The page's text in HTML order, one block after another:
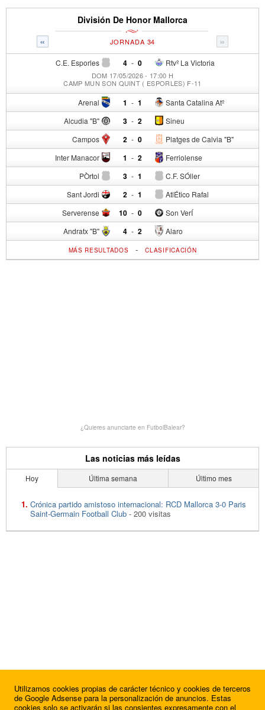
División De Honor Mallorca
« »
JORNADA 34
C.E. Esporles 4 - Rtvº La Victoria
0
DOM 17/05/2026 - 17:00 H
CAMP MUN SON QUINT ( ESPORLES) F-11
Arenal 1 - Santa Catalina Atº
1
Alcudia "B" 3 - Sineu
2
Campos 2 - Platges de Calvia "B"
0
Inter Manacor 1 - Ferriolense
2
PÒrtol 3 - C.F. SÓller
1
Sant Jordi 2 - AtlÉtico Rafal
1
Serverense 10 - Son VerÍ
0
Andratx "B" 4 - Alaro
2
MÁS RESULTADOS -CLASIFICACIÓN
¿Quieres anunciarte en FutbolBalear?
Las noticias más leídas
Hoy Última semana Último mes
Crónica partido amistoso internacional: RCD Mallorca 3-0 Paris
Saint-Germain Football Club - 200 visitas
Utilizamos cookies propias de carácter técnico y cookies de terceros
de Google Adsense para la personalización de anuncios. Estas
cookies solo se activarán si las consientes expresamente con el